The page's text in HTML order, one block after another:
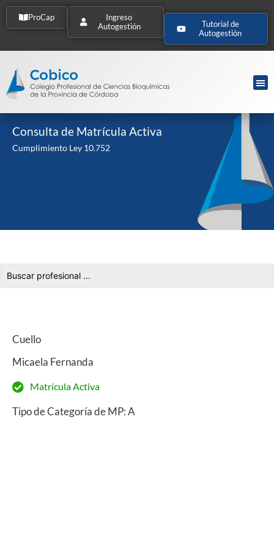
ProCap
Ingreso
Autogestión
Tutorial de
Autogestión
Consulta de Matrícula Activa
Cumplimiento Ley 10.752
Cuello
Micaela Fernanda
Matrícula Activa
Tipo de Categoría de MP: A